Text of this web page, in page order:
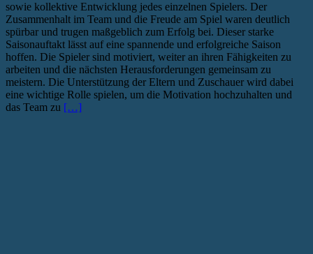
sowie kollektive Entwicklung jedes einzelnen Spielers. Der
Zusammenhalt im Team und die Freude am Spiel waren deutlich
spürbar und trugen maßgeblich zum Erfolg bei. Dieser starke
Saisonauftakt lässt auf eine spannende und erfolgreiche Saison
hoffen. Die Spieler sind motiviert, weiter an ihren Fähigkeiten zu
arbeiten und die nächsten Herausforderungen gemeinsam zu
meistern. Die Unterstützung der Eltern und Zuschauer wird dabei
eine wichtige Rolle spielen, um die Motivation hochzuhalten und
das Team zu […]